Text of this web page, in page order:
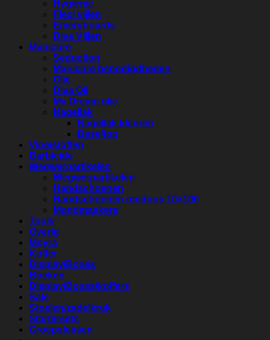
Hygienic
Flexi vijlen
Emeryboards
Diva Vijlen
Manicure
Seduction
Manicure benodigdheden
Olie
Diva Oil
My Dream olie
Nagellak
Nagellak kleuren
Base/top
Vloeistoffen
Barbicide
Wegwerpartikelen
Wegwerpartikelen
Handschoenen
Handschoenen omdoos 10×100
Mondmaskers
Tools
Overig
Moyra
Koffer
Display/Boxes
Boeken
Display/Boxes/koffers
Sale
Stoelen/zadelkruk
Startersets
Groepslessen